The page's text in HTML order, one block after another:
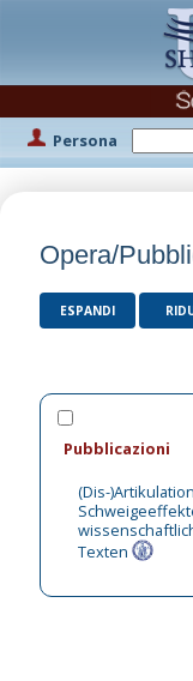
Persona
Opera/
ESPANDI
Pubblicazioni
(Dis-
Texten